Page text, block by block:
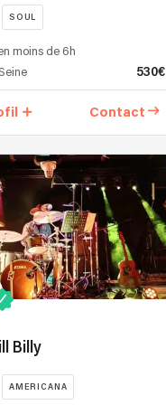
SOUL
moins de 6h
530€
Contact
Billy
AMERICANA